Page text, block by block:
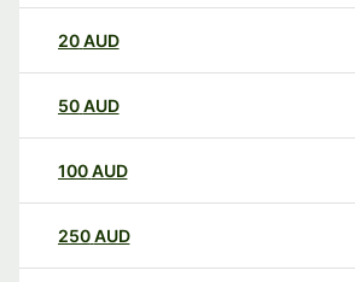
20AUD
50AUD
100AUD
250AUD